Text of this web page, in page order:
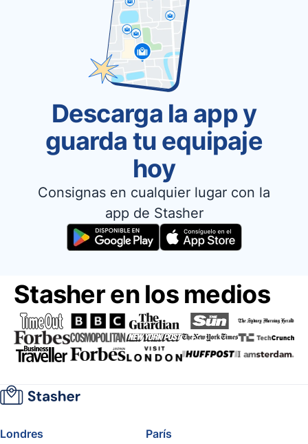
Descarga la app y
guarda tu equipaje
hoy
Consignas en cualquier lugar con la
app de Stasher
Stasher en los medios
Londres
París